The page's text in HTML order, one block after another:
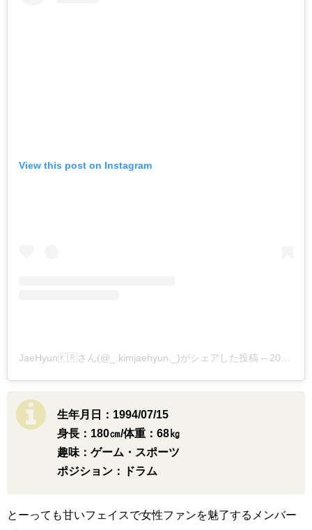
View this post on Instagram
JaeHyun🇰🇷さん(@_.kimjaehyun._)がシェアした投稿 – 2019年 1月月18日午前2時02分PST
生年月日：1994/07/15
身長：180㎝/体重：68㎏
趣味：ゲーム・スポーツ
ポジション：ドラム
とーっても甘いフェイスで女性ファンを魅了するメンバー